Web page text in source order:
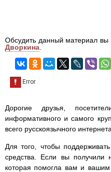
Обсудить данный материал вы
Дворкина
Дорогие друзья,
информативного и самого
всего русскоязычного
Для того, чтобы
средства. Если вы
которая помогла вам и вашим